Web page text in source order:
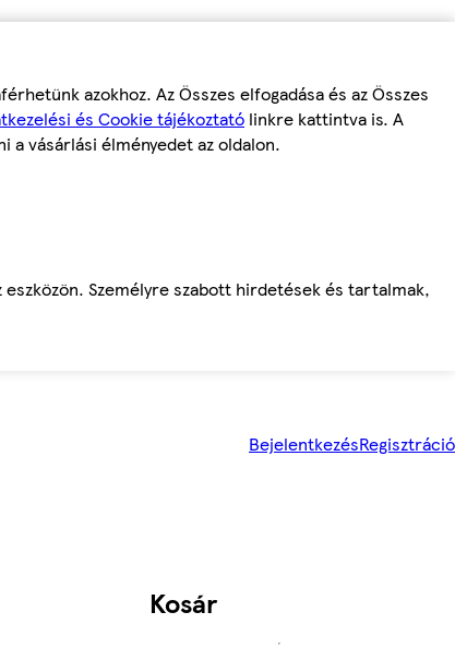
azokhoz. Az Összes elfogadása és az Összes
és Cookie tájékoztató linkre kattintva is. A
a vásárlási élményedet az oldalon.
Személyre szabott hirdetések és tartalmak,
BejelentkezésRegisztráció
Kosár